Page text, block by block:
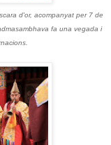
d'or, acompanyat per 7 de
fa una vegada i